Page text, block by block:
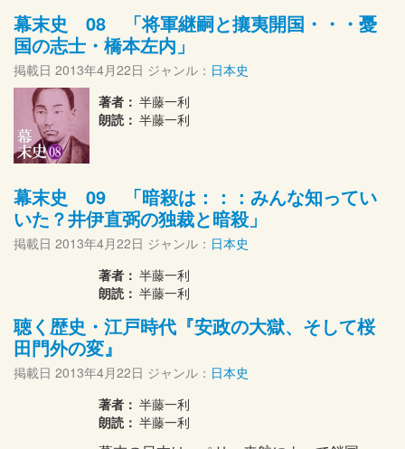
幕末史 08 「将軍継嗣と攘夷開国・・・憂
国の志士・橋本左内」
掲載日 2013年4月22日 ジャンル： 日本史
著者： 半藤一利
朗読： 半藤一利
幕末史 09 「暗殺は：：：みんな知ってい
いた？井伊直弼の独裁と暗殺」
掲載日 2013年4月22日 ジャンル： 日本史
著者： 半藤一利
朗読： 半藤一利
聴く歴史・江戸時代『安政の大獄、そして桜
田門外の変』
掲載日 2013年4月22日 ジャンル： 日本史
著者： 半藤一利
朗読： 半藤一利